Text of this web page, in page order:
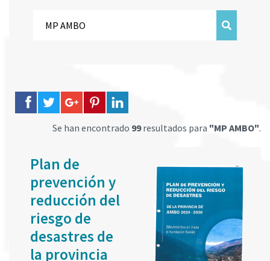
Se han encontrado 99resultados para "MP AMBO".
Plan de
prevención y
reducción del
riesgo de
desastres de
la provincia